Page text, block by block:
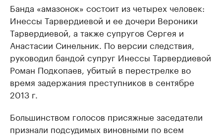
Банда «амазонок» состоит из четырех человек:
Инессы Тарвердиевой и ее дочери Вероники
Тарвердиевой, а также супругов Сергея и
Анастасии Синельник. По версии следствия,
руководил бандой супруг Инессы Тарвердиевой
Роман Подкопаев, убитый в перестрелке во
время задержания преступников в сентябре
2013 г.
Большинством голосов присяжные заседатели
признали подсудимых виновными по всем